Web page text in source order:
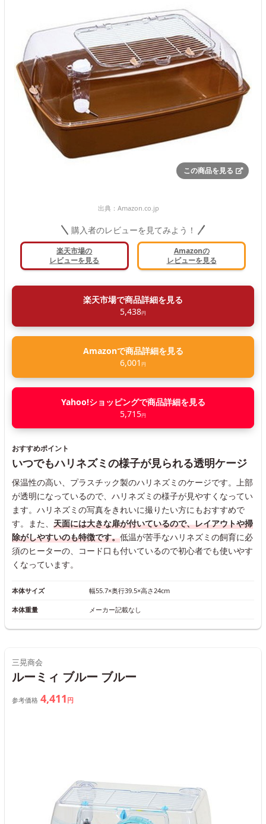
この商品を見る
出典： Amazon.co.jp
購入者のレビューを見てみよう！
楽天市場の
レビューを見る
Amazonの
レビューを見る
楽天市場で商品詳細を見る
5,438円
Amazonで商品詳細を見る
6,001 円
Yahoo!ショッピングで商品詳細を見る
5,715円
おすすめポイント
いつでもハリネズミの様子が見られる透明ケージ
保温性の高い、プラスチック製のハリネズミのケージです。上部
が透明になっているので、ハリネズミの様子が見やすくなってい
ます。ハリネズミの写真をきれいに撮りたい方にもおすすめで
す。また、 天面には大きな扉が付いているので、レイアウトや掃
除がしやすいのも特徴です。低温が苦手なハリネズミの飼育に必
須のヒーターの、コード口も付いているので初心者でも使いやす
くなっています。
本体サイズ 幅55.7×奥行39.5×高さ24cm
本体重量 メーカー記載なし
三晃商会
ルーミィ ブルー ブルー
参考価格 4,411 円